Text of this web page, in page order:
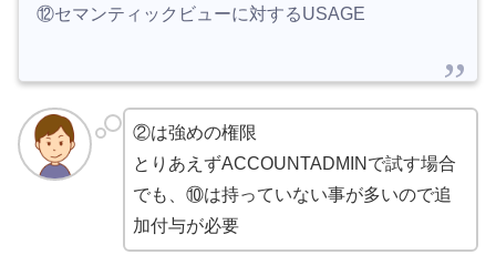
⑫セマンティックビューに対するUSAGE
②は強めの権限
とりあえずACCOUNTADMINで試す場合
でも、⑩は持っていない事が多いので追
加付与が必要